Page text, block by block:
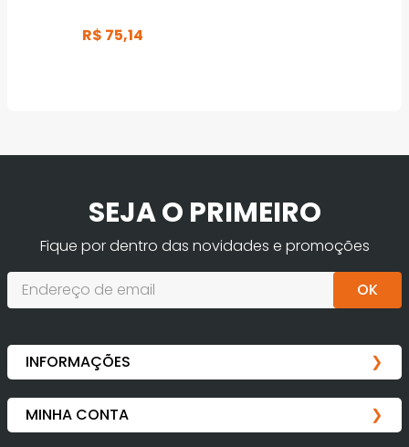
R$ 75,14
SEJA O PRIMEIRO
Fique por dentro das novidades e promoções
OK